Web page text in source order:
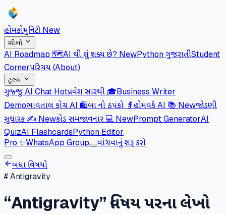
હોમકોમ્યુનિટી New
શીખો
AI Roadmap 🗺️AI થી શું શક્ય છે? NewPython ગુજરાતીStudent
Cornerપરિચય (About)
ટૂલ્સ
ગુજ્જુ AI Chat Hotપ્રવેશ સારથી 🎓Business Writer
Demoભાવતાલ કોચ AI 🛍️બા નો ઠપકો 👵હોમવર્ક AI 📚 Newજોડણી
સુધારક ✍️ Newકોડ સમજાવનાર 💻 NewPrompt GeneratorAI
QuizAI FlashcardsPython Editor
Pro ✨WhatsApp Group વાંચવાનું શરૂ કરો
બધા વિષયો
#Antigravity
“Antigravity” વિષય પરના લેખો